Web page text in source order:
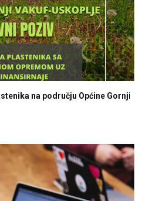
na području Općine Gornji